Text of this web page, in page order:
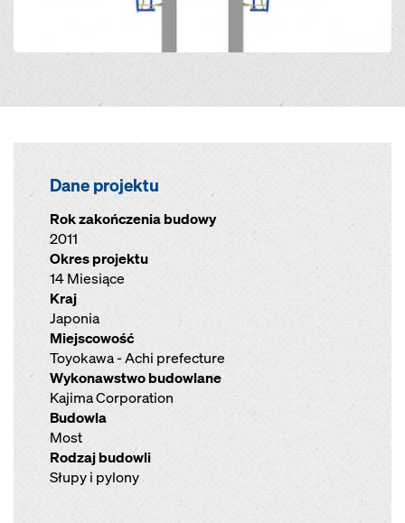
Dane projektu
Rok zakończenia budowy
2011
Okres projektu
14 Miesiące
Kraj
Japonia
Miejscowość
Toyokawa - Achi prefecture
Wykonawstwo budowlane
Kajima Corporation
Budowla
Most
Rodzaj budowli
Słupy i pylony